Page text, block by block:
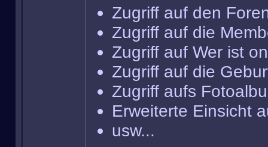
Zugriff auf den
Zugriff auf die
Zugriff auf Wer ist
Zugriff auf die
Zugriff aufs
Erweiterte Einsicht
usw...